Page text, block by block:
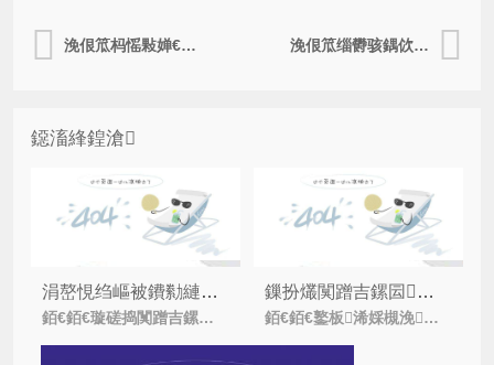
浼佷笟杩愮敤婵€鍏夐槻浼爣绛惧彲浠ュ甫鏉ュ摢浜涗紭鍔跨壒鐐癸紵 浼佷笟缁欎骇鍝佽创涓婇槻浼晢鏍囪兘甯︽潵浠€涔堝ソ澶勶紵
鐚滀綘鍠滄
涓嶅悓绉嶇被鐨勬縺鍏夐槻浼爣绛撅紝浣犵煡閬撴湁鍝簺鍚楋紵
銆€銆€璇磋捣闃蹭吉鏍囩澶у閮戒笉闄岀敓浜嗭紝鐜板湪鍑洪棬锛屽ぇ瀹堕兘鍠滄甯︾潃鎵嬫満锛岀湅鍒颁簩缁寸爜閮戒細涓嬫剰鎬濈殑鎷胯捣鎵嬫満鎵竴
鏁扮爜闃蹭吉鏍囩鎶€鏈叿鏈夊摢浜涚壒鐐癸紵
銆€銆€鐜板浠婇槻浼爣绛剧殑绉嶇被绻佸锛屼粖澶╂垜浠缁欏ぇ瀹朵粙缁嶇殑鏄暟鐮侀槻浼爣绛撅紝鏁扮爜闃蹭吉鏍囩鐨勪竴涓槻浼紪鐮?/i>